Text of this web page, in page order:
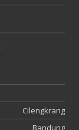
Cilengkrang
Bandung